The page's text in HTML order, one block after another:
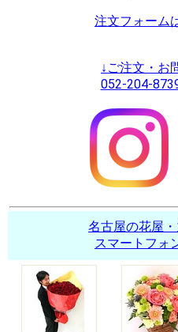
注文フォーム
↓ご注文・お
052-204-
名古屋の花屋
スマートフォ